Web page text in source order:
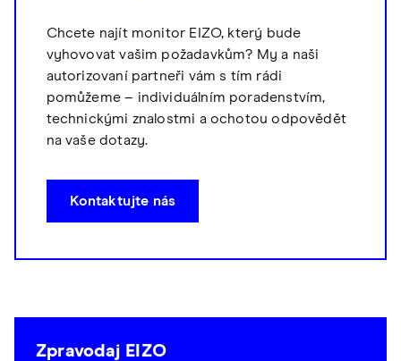
Chcete najít monitor EIZO, který bude
vyhovovat vašim požadavkům? My a naši
autorizovaní partneři vám s tím rádi
pomůžeme – individuálním poradenstvím,
technickými znalostmi a ochotou odpovědět
na vaše dotazy.
Kontaktujte nás
Zpravodaj EIZO